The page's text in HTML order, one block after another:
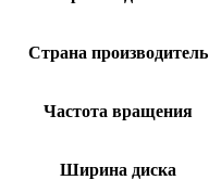
Страна производитель
Частота вращения
Ширина диска